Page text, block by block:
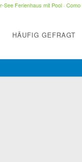
See Ferienhaus mit Pool· Como
HÄUFIG GEFRAGT